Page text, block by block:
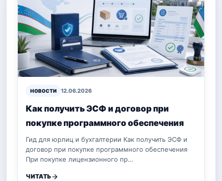
НОВОСТИ 12.06.2026
Как получить ЭСФ и договор при
покупке программного обеспечения
Гид для юрлиц и бухгалтерии Как получить ЭСФ и
договор при покупке программного обеспечения
При покупке лицензионного пр…
ЧИТАТЬ